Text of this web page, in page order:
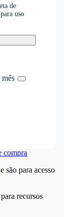
de
uso
compra
e são para acesso
para recursos